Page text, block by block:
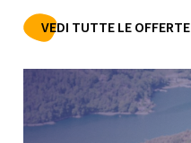
VEDI TUTTE LE OFFERTE